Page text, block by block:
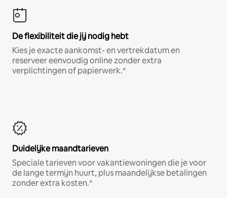
De flexibiliteit die jij nodig hebt
Kies je exacte aankomst- en vertrekdatum en
reserveer eenvoudig online zonder extra
verplichtingen of papierwerk.*
Duidelijke maandtarieven
Speciale tarieven voor vakantiewoningen die je voor
de lange termijn huurt, plus maandelijkse betalingen
zonder extra kosten.*